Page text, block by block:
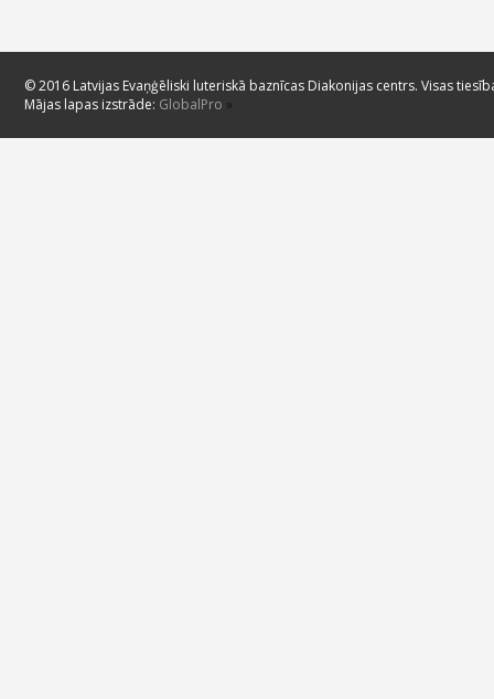
© 2016 Latvijas Evaņģēliski luteriskā baznīcas Diakonijas centrs. Visas
Mājas lapas izstrāde: GlobalPro »